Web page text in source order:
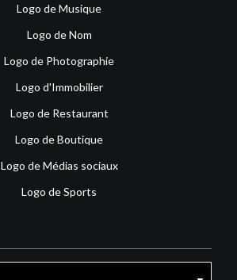
Logo de Musique
Logo de Nom
Logo de Photographie
Logo d'Immobilier
Logo de Restaurant
Logo de Boutique
Logo de Médias sociaux
Logo de Sports